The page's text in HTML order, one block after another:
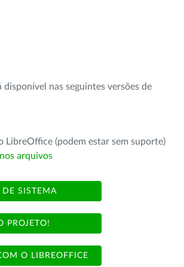
nas seguintes versões de
LibreOffice (podem estar sem suporte)
nos arquivos
DE SISTEMA
PROJETO!
O LIBREOFFICE